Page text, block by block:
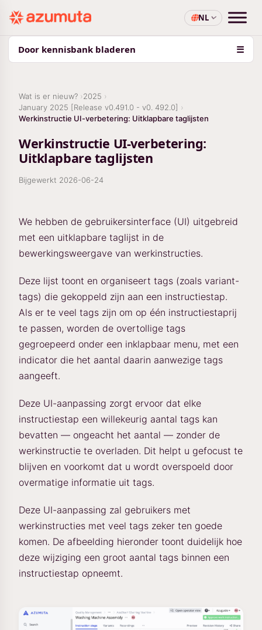
NL
Door kennisbank bladeren ☰
Wat is er nieuw?
2025
January 2025 [Release v0.491.0 - v0. 492.0]
Werkinstructie UI-verbetering: Uitklapbare taglijsten
Werkinstructie UI-verbetering:
Uitklapbare taglijsten
Bijgewerkt 2026-06-24
We hebben de gebruikersinterface (UI) uitgebreid
met een uitklapbare taglijst in de
bewerkingsweergave van werkinstructies.
Deze lijst toont en organiseert tags (zoals variant-
tags) die gekoppeld zijn aan een instructiestap.
Als er te veel tags zijn om op één instructiestaprij
te passen, worden de overtollige tags
gegroepeerd onder een inklapbaar menu, met een
indicator die het aantal daarin aanwezige tags
aangeeft.
Deze UI-aanpassing zorgt ervoor dat elke
instructiestap een willekeurig aantal tags kan
bevatten — ongeacht het aantal — zonder de
werkinstructie te overladen. Dit helpt u gefocust te
blijven en voorkomt dat u wordt overspoeld door
overmatige informatie uit tags.
Deze UI-aanpassing zal gebruikers met
werkinstructies met veel tags zeker ten goede
komen. De afbeelding hieronder toont duidelijk hoe
deze wijziging een groot aantal tags binnen een
instructiestap opneemt.